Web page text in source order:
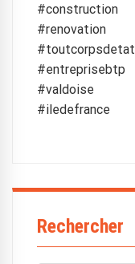
#construction
#renovation
#toutcorpsdetat
#entreprisebtp
#valdoise
#iledefrance
Rechercher